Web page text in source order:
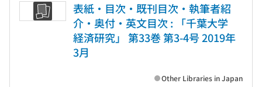
表紙・目次・既刊目次・執筆者紹
介・奥付・英文目次 : 「千葉大学
経済研究」 第33巻 第3-4号 2019年
3月
Other Libraries in Japan